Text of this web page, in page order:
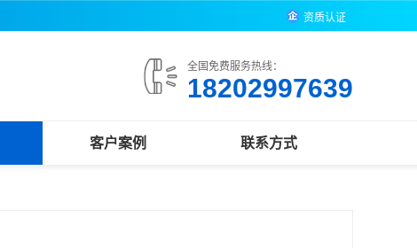
资质认证
全国免费服务热线：
18202997639
客户案例 联系方式